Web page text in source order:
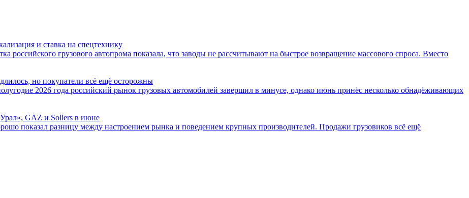
и ставка на спецтехнику
российского грузового автопрома показала, что заводы не рассчитывают на быстрое возвращение массового спроса. Вместо
но покупатели всё ещё осторожны
2026 года российский рынок грузовых автомобилей завершил в минусе, однако июнь принёс несколько обнадёживающих
GAZ и Sollers в июне
показал разницу между настроением рынка и поведением крупных производителей. Продажи грузовиков всё ещё